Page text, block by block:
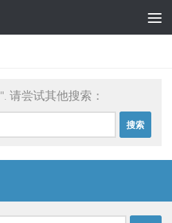
". 请尝试其他搜索：